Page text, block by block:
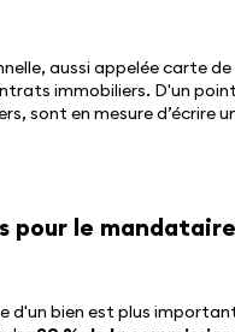
aussi appelée carte
immobiliers. D'un
sont en mesure d’écrire
pour le
bien est plus